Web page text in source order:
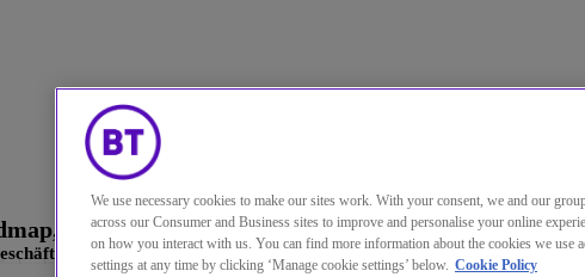
Ihnen gewählten Sprache.
Roadmap, die Ihre Geschäftsbedürfnisse erfüllt
die Ihre Geschäftsbedürfnisse erfüllt
abzustimmen.
We use necessary cookies to make our sites work. With your consent, we and our
across our Consumer and Business sites to improve and personalise your online
on how you interact with us. You can find more information about the cookies we use
settings at any time by clicking ‘Manage cookie settings’ below. Cookie Policy